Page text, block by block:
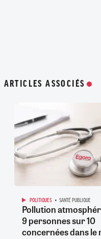
ARTICLES ASSOCIÉS
POLITIQUES SANTÉ PUBLIQUE
Pollution
9 personnes sur 10
concernées dans le